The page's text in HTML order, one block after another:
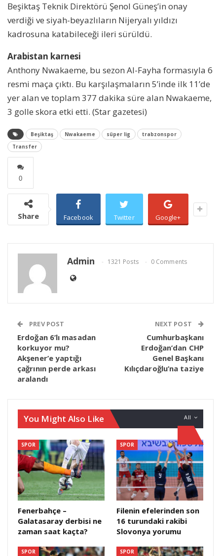
Beşiktaş Teknik Direktörü Şenol Güneş’in onay
verdiği ve siyah-beyazlıların Nijeryalı yıldızı
kadrosuna katabileceği ileri sürüldü.
Arabistan karnesi
Anthony Nwakaeme, bu sezon Al-Fayha formasıyla 6
resmi maça çıktı. Bu karşılaşmaların 5’inde ilk 11’de
yer alan ve toplam 377 dakika süre alan Nwakaeme,
3 golle skora etki etti. (Star gazetesi)
Beşiktaş Nwakaeme süper lig
trabzonspor
Transfer
0
Share Facebook Twitter Google+
Admin 1321 Posts 0 Comments
PREV POST
Erdoğan 6’lı masadan
korkuyor mu?
Akşener’e yaptığı
çağrının perde arkası
aralandı
NEXT POST
Cumhurbaşkanı
Erdoğan’dan CHP
Genel Başkanı
Kılıçdaroğlu’na taziye
All
You Might Also Like
SPOR
Fenerbahçe –
Galatasaray derbisi ne
zaman saat kaçta?
SPOR
Filenin efelerinden son
16 turundaki rakibi
Slovonya yorumu
SPOR SPOR